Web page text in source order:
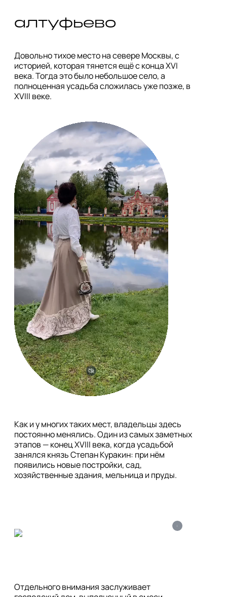
алтуфьево
Довольно тихое место на севере Москвы, с
историей, которая тянется ещё с конца XVI
века. Тогда это было небольшое село, а
полноценная усадьба сложилась уже позже, в
XVIII веке.
Как и у многих таких мест, владельцы здесь
постоянно менялись. Один из самых заметных
этапов — конец XVIII века, когда усадьбой
занялся князь Степан Куракин: при нём
появились новые постройки, сад,
хозяйственные здания, мельница и пруды.
i
Отдельного внимания заслуживает